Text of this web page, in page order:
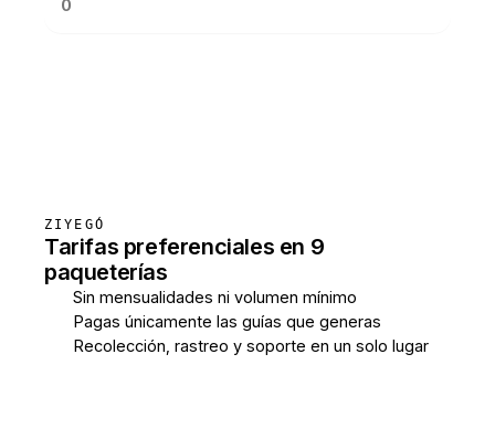
ZIYEGÓ
Tarifas preferenciales en 9
paqueterías
Sin mensualidades ni volumen mínimo
Pagas únicamente las guías que generas
Recolección, rastreo y soporte en un solo lugar